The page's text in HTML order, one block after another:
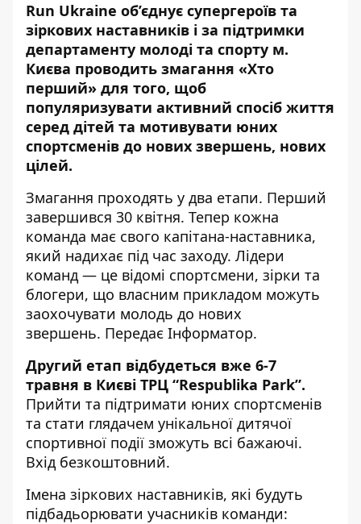
Run Ukraine об’єднує супергероїв та
зіркових наставників і за підтримки
департаменту молоді та спорту м.
Києва проводить змагання «Хто
перший» для того, щоб
популяризувати активний спосіб життя
серед дітей та мотивувати юних
спортсменів до нових звершень, нових
цілей.
Змагання проходять у два етапи. Перший
завершився 30 квітня. Тепер кожна
команда має свого капітана-наставника,
який надихає під час заходу. Лідери
команд — це відомі спортсмени, зірки та
блогери, що власним прикладом можуть
заохочувати молодь до нових
звершень. Передає Інформатор.
Другий етап відбудеться вже 6-7
травня в Києві ТРЦ “Respublika Park”.
Прийти та підтримати юних спортсменів
та стати глядачем унікальної дитячої
спортивної події зможуть всі бажаючі.
Вхід безкоштовний.
Імена зіркових наставників, які будуть
підбадьорювати учасників команди: